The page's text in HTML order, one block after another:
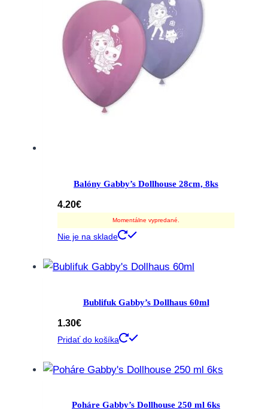
Balóny Gabby’s Dollhouse 28cm, 8ks
4.20€
Momentálne vypredané.
Nie je na sklade
Bublifuk Gabby’s Dollhaus 60ml
1.30€
Pridať do košíka
Poháre Gabby’s Dollhouse 250 ml 6ks